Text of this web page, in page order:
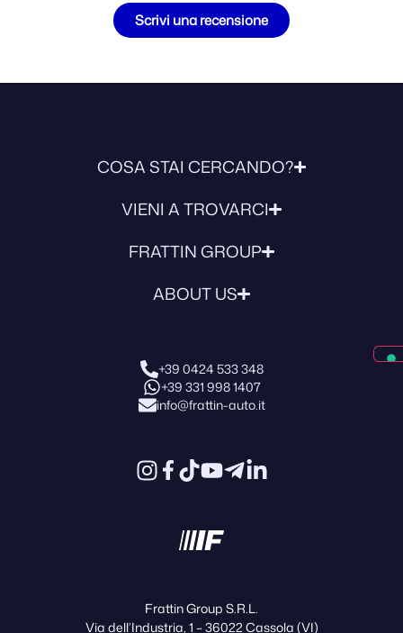
Scrivi una recensione
COSA STAI CERCANDO?
VIENI A TROVARCI
FRATTIN GROUP
ABOUT US
+39 0424 533 348
+39 331 998 1407
info@frattin-auto.it
Frattin Group S.R.L.
Via dell’Industria, 1 – 36022 Cassola (VI)